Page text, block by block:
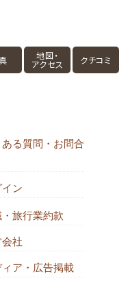
地図・
アクセス クチコミ
ある質問・お問合
イン
旅行業約款
社
ィア・広告掲載